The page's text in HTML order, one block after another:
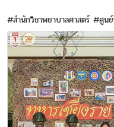
#สำนักวิชาพยาบาลศาสตร์ #ศูนย์